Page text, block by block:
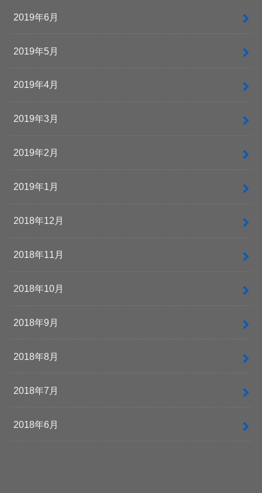
2019年6月
2019年5月
2019年4月
2019年3月
2019年2月
2019年1月
2018年12月
2018年11月
2018年10月
2018年9月
2018年8月
2018年7月
2018年6月